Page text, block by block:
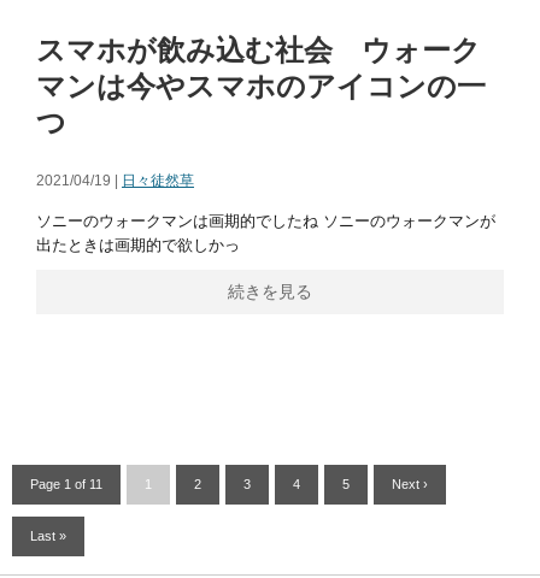
スマホが飲み込む社会 ウォーク
マンは今やスマホのアイコンの一
つ
2021/04/19 | 日々徒然草
ソニーのウォークマンは画期的でしたね ソニーのウォークマンが
出たときは画期的で欲しかっ
続きを見る
Page 1 of 11 1 2 3 4 5 Next ›
Last »